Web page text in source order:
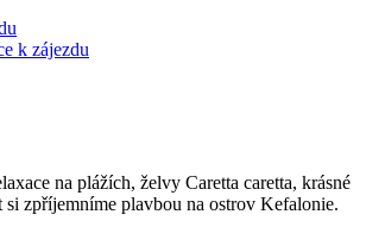
k zájezdu
na plážích, želvy Caretta caretta, krásné
si zpříjemníme plavbou na ostrov Kefalonie.